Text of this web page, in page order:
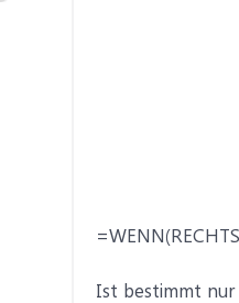
Ist bestimmt nur